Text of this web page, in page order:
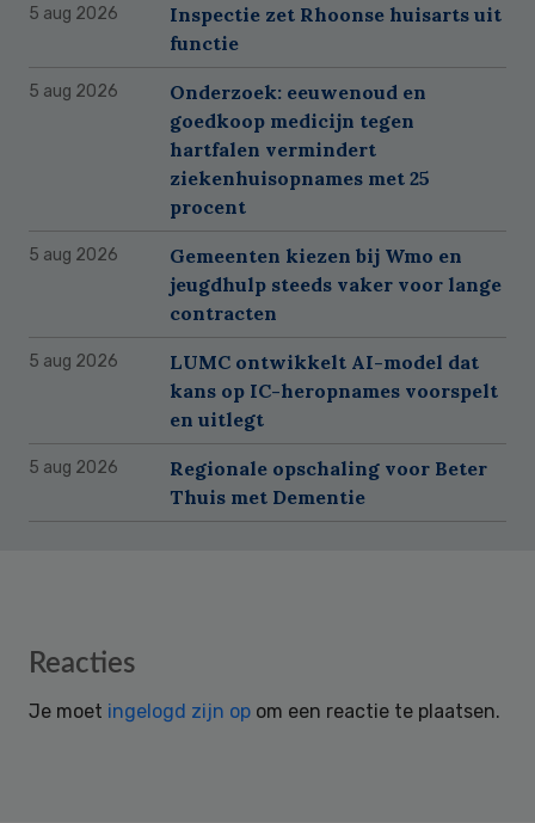
5 aug 2026
Inspectie zet Rhoonse huisarts uit
functie
5 aug 2026
Onderzoek: eeuwenoud en
goedkoop medicijn tegen
hartfalen vermindert
ziekenhuisopnames met 25
procent
5 aug 2026
Gemeenten kiezen bij Wmo en
jeugdhulp steeds vaker voor lange
contracten
5 aug 2026
LUMC ontwikkelt AI-model dat
kans op IC-heropnames voorspelt
en uitlegt
5 aug 2026
Regionale opschaling voor Beter
Thuis met Dementie
Reader
Reacties
Je moet ingelogd zijn op om een reactie te plaatsen.